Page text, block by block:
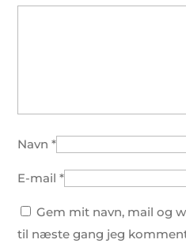
Navn*
E-mail*
Gem mit navn, mail og
til næste gang jeg